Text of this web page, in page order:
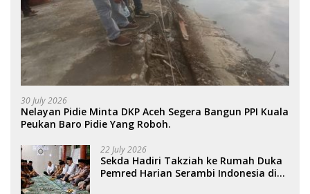
30 July 2026
Nelayan Pidie Minta DKP Aceh Segera Bangun PPI Kuala
Peukan Baro Pidie Yang Roboh.
22 July 2026
Sekda Hadiri Takziah ke Rumah Duka
Pemred Harian Serambi Indonesia di